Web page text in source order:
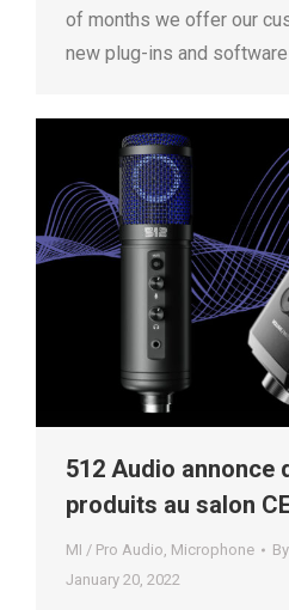
of months we offer our
new plug-ins and
512 Audio annonce
produits au salon
MI / Pro Audio, Microphone By
January 20, 2022